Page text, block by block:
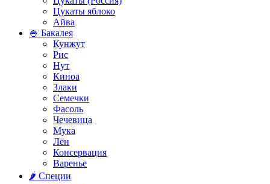
Цукаты яблоко
Айва
🍚 Бакалея
Кунжут
Рис
Нут
Киноа
Злаки
Семечки
Фасоль
Чечевица
Мука
Лён
Консервация
Варенье
🌶️ Специи